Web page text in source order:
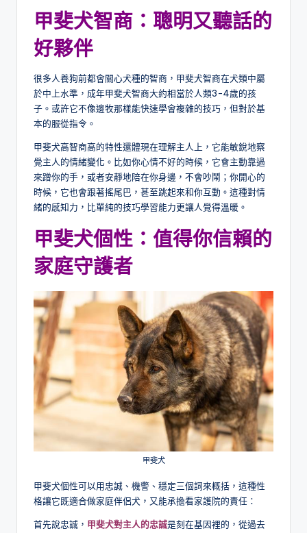
甲斐犬智商：聰明又聽話的
好夥伴
很多人養狗前都會關心犬種的智商，甲斐犬智商在犬類中屬
於中上水準，成年甲斐犬智商大約相當於人類3-4歲的孩
子。或許它不像邊牧那樣能快速學會複雜的技巧，但對於基
本的服從指令。
甲斐犬高智商高的特性還體現在理解主人上，它能敏銳地察
覺主人的情緒變化。比如你心情不好的時候，它會主動靠過
來蹭你的手，或者安靜地陪在你身邊，不會吵鬧；你開心的
時候，它也會跟著搖尾巴，甚至跳起來和你互動。這種對情
緒的感知力，比單純的技巧學習能力更讓人覺得溫暖。
甲斐犬個性：值得你信賴的
家庭守護者
甲斐犬
甲斐犬個性可以用忠誠、機警、穩定三個詞來概括，這種性
格讓它既適合做家庭伴侶犬，又能承擔看家護院的責任：
首先說忠誠， 甲斐犬對主人的忠誠是刻在基因裡的，從過去